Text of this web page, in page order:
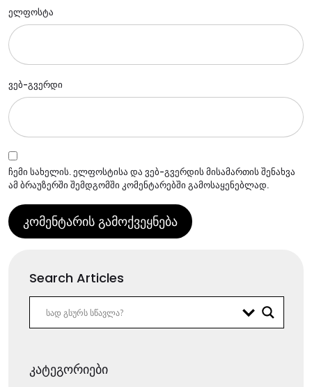
ელფოსტა
ვებ-გვერდი
ჩემი სახელის. ელფოსტისა და ვებ-გვერდის მისამართის შენახვა
ამ ბრაუზერში შემდგომში კომენტარებში გამოსაყენებლად.
Search Articles
კატეგორიები